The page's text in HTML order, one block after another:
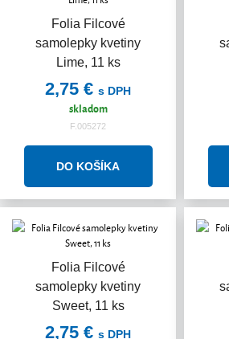
Folia Filcové
samolepky kvetiny
Lime, 11 ks
2,75 € s DPH
skladom
F.005272
Folia Filcové
samolepky kvetiny
Sweet, 11 ks
2,75 € s DPH